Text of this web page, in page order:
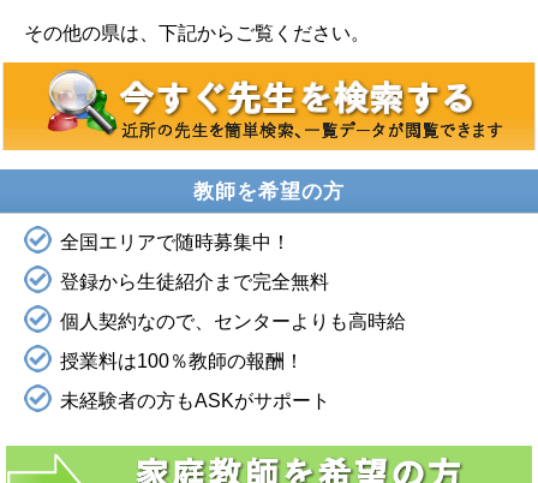
その他の県は、下記からご覧ください。
教師を希望の方
全国エリアで随時募集中！
登録から生徒紹介まで完全無料
個人契約なので、センターよりも高時給
授業料は100％教師の報酬！
未経験者の方もASKがサポート